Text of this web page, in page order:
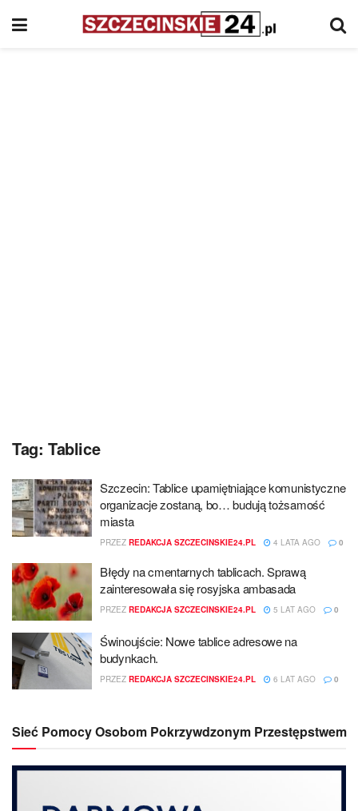
Tag: Tablice
Szczecin: Tablice upamiętniające komunistyczne
organizacje zostaną, bo… budują tożsamość
miasta
PRZEZ REDAKCJA SZCZECINSKIE24.PL 4 LATA AGO 0
Błędy na cmentarnych tablicach. Sprawą
zainteresowała się rosyjska ambasada
PRZEZ REDAKCJA SZCZECINSKIE24.PL 5 LAT AGO 0
Świnoujście: Nowe tablice adresowe na
budynkach.
PRZEZ REDAKCJA SZCZECINSKIE24.PL 6 LAT AGO 0
Sieć Pomocy Osobom Pokrzywdzonym Przestępstwem